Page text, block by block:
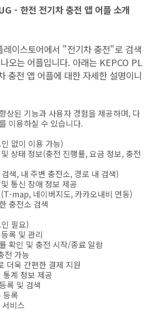
- 한전 전기차 충전 앱 어플 소개
레이스토어에서 "전기차 충전"로 검색
오는 어플입니다. 아래는 KEPCO PL
충전 앱 어플에 대한 자세한 설명이니
상된 기능과 사용자 경험을 제공하며, 다
이용하실 수 있습니다.
없이 이용 가능)
상태 정보(충전 진행률, 요금 정보, 충전
색, 내 주변 충전소, 경로 내 검색)
통신 장애 정보 제공
map, 네이버지도, 카카오내비 연동)
충전소 검색
필요)
록 및 관리
확인 및 충전 시작/종료 알람
전 가능
더욱 간편한 결제 지원
계 정보 제공
록 및 검색
등록
비스